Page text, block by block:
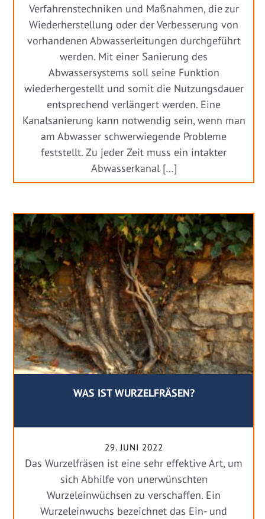
Verfahrenstechniken und Maßnahmen, die zur
Wiederherstellung oder der Verbesserung von
vorhandenen Abwasserleitungen durchgeführt
werden. Mit einer Sanierung des
Abwassersystems soll seine Funktion
wiederhergestellt und somit die Nutzungsdauer
entsprechend verlängert werden. Eine
Kanalsanierung kann notwendig sein, wenn man
am Abwasser schwerwiegende Probleme
feststellt. Zu jeder Zeit muss ein intakter
Abwasserkanal […]
WAS IST WURZELFRÄSEN?
29. JUNI 2022
Das Wurzelfräsen ist eine sehr effektive Art, um
sich Abhilfe von unerwünschten
Wurzeleinwüchsen zu verschaffen. Ein
Wurzeleinwuchs bezeichnet das Ein- und